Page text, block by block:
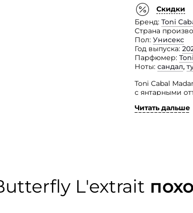
Скидки
Бренд Toni
Страна
Пол Унисекс
Год выпуска
Парфюмер
Ноты сандал,
Toni Cabal
с янтарными
Читать дальше
L'extrait